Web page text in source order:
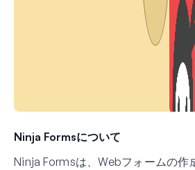
Ninja Formsについて
Ninja Formsは、Webフォームの作